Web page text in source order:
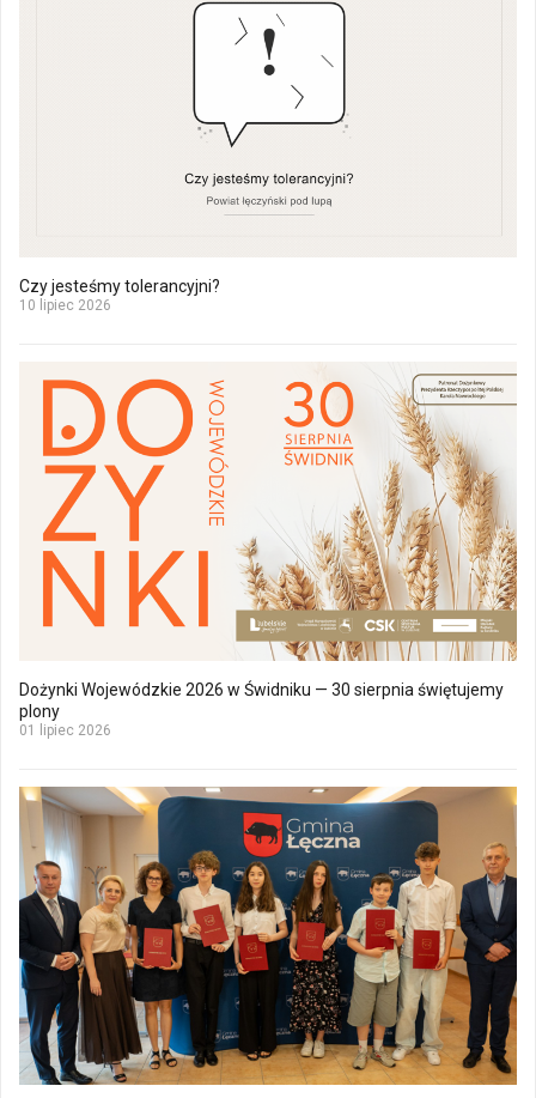
Czy jesteśmy tolerancyjni?
10 lipiec 2026
Dożynki Wojewódzkie 2026 w Świdniku — 30 sierpnia świętujemy
plony
01 lipiec 2026